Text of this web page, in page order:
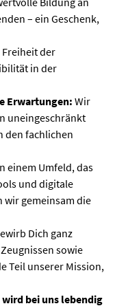
– ein Geschenk,
Freiheit der
in der
Erwartungen:Wir
uneingeschränkt
den fachlichen
einem Umfeld, das
und digitale
gemeinsam die
Dich ganz
sowie
Teil unserer Mission,
bei uns lebendig